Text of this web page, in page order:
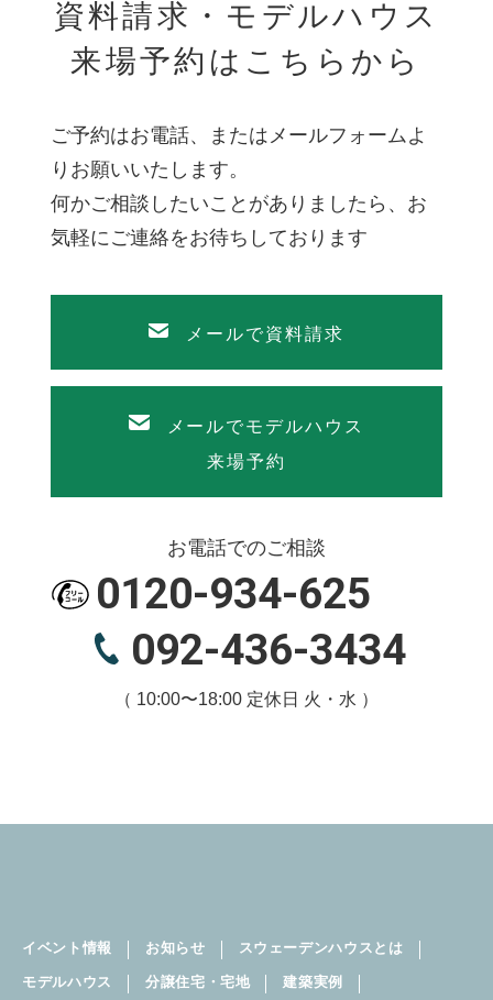
への周知徹底を実施しています。
３. 個人情報の利用目的について当社は、取得した
築計画を提案するため
・お客さまへ新商品・各種イベント・セミナー・
キャンペーン等のご案内をするため
・お客さまのご要望に応じ、不動産の売買・仲
・請負契約を締結したお客さまの新築工事並びに
増改築工事を行なうため（付帯工事含む）
資、許認可取得、各種保険、登記など）の支援・
取次ぎのため
・損害保険及び生命保険代理業並びに保険会社よ
り保険業務の委託を受けて行う損害保険及び生命
保険並びにこれらに付帯するサービスの提供
・市場調査・データ分析・アンケートの実施等に
より、商品開発やサービス向上に役立てるため
資料請求・モデルハウス
来場予約はこちらから
ご予約はお電話、またはメールフォームよ
りお願いいたします。
何かご相談したいことがありましたら、お
気軽にご連絡をお待ちしております
メールで資料請求
メールでモデルハウス
来場予約
お電話でのご相談
0120-934-625
092-436-3434
（ 10:00〜18:00 定休日 火・水 ）
イベント情報 お知らせ スウェーデンハウスとは
モデルハウス 分譲住宅・宅地 建築実例